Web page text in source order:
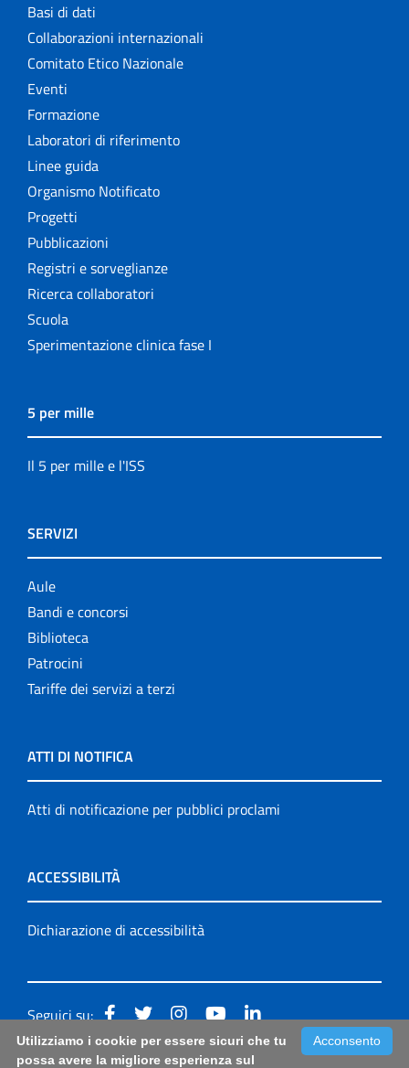
Basi di dati
Collaborazioni internazionali
Comitato Etico Nazionale
Eventi
Formazione
Laboratori di riferimento
Linee guida
Organismo Notificato
Progetti
Pubblicazioni
Registri e sorveglianze
Ricerca collaboratori
Scuola
Sperimentazione clinica fase I
5 per mille
Il 5 per mille e l'ISS
SERVIZI
Aule
Bandi e concorsi
Biblioteca
Patrocini
Tariffe dei servizi a terzi
ATTI DI NOTIFICA
Atti di notificazione per pubblici proclami
ACCESSIBILITÀ
Dichiarazione di accessibilità
Seguici su:
Accessibilità: form di segnalazione di prima istanza per
Acconsento
Utilizziamo i cookie per essere sicuri che tu
possa avere la migliore esperienza sul